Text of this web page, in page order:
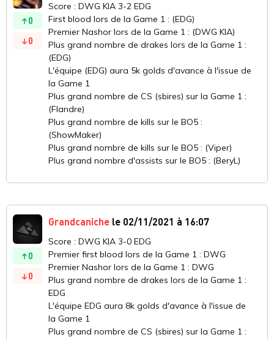
0
0
Score : DWG KIA 3-2 EDG
First blood lors de la Game 1 : (EDG)
Premier Nashor lors de la Game 1 : (DWG KIA)
Plus grand nombre de drakes lors de la Game 1 :
(EDG)
L'équipe (EDG) aura 5k golds d'avance à l'issue de
la Game 1
Plus grand nombre de CS (sbires) sur la Game 1 :
(Flandre)
Plus grand nombre de kills sur le BO5 :
(ShowMaker)
Plus grand nombre de kills sur le BO5 : (Viper)
Plus grand nombre d'assists sur le BO5 : (BeryL)
0
0
Grandcaniche le 02/11/2021 à 16:07
Score : DWG KIA 3-0 EDG
Premier first blood lors de la Game 1 : DWG
Premier Nashor lors de la Game 1 : DWG
Plus grand nombre de drakes lors de la Game 1 :
EDG
L'équipe EDG aura 8k golds d'avance à l'issue de
la Game 1
Plus grand nombre de CS (sbires) sur la Game 1 :